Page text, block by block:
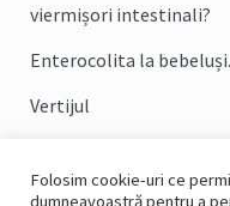
viermișori intestinali?
Enterocolita la
Vertijul
(popular COLITĂ)
Folosim cookie-uri ce
dumneavoastră pentru a